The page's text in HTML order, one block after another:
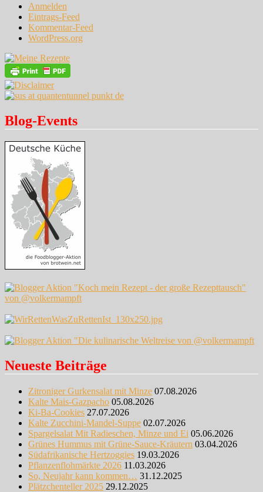
Anmelden
Eintrags-Feed
Kommentar-Feed
WordPress.org
Blog-Events
Neueste Beiträge
Zitroniger Gurkensalat mit Minze 07.08.2026
Kalte Mais-Gazpacho 05.08.2026
Ki-Ba-Cookies 27.07.2026
Kalte Zucchini-Mandel-Suppe 02.07.2026
Spargelsalat Mit Radieschen, Minze und Ei 05.06.2026
Grünes Hummus mit Grüne-Sauce-Kräutern 03.04.2026
Südafrikanische Hertzoggies 19.03.2026
Pflanzenflohmärkte 2026 11.03.2026
So, Neujahr kann kommen… 31.12.2025
Plätzchenteller 2025 29.12.2025